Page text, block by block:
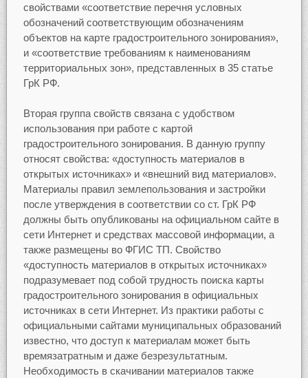
свойствами «соответствие перечня условных
обозначений соответствующим обозначениям
объектов на карте градостроительного зонирования»,
и «соответствие требованиям к наименованиям
территориальных зон», представленных в 35 статье
ГрК РФ.
Вторая группа свойств связана с удобством
использования при работе с картой
градостроительного зонирования. В данную группу
относят свойства: «доступность материалов в
открытых источниках» и «внешний вид материалов».
Материалы правил землепользования и застройки
после утверждения в соответствии со ст. ГрК РФ
должны быть опубликованы на официальном сайте в
сети Интернет и средствах массовой информации, а
также размещены во ФГИС ТП. Свойство
«доступность материалов в открытых источниках»
подразумевает под собой трудность поиска карты
градостроительного зонирования в официальных
источниках в сети Интернет. Из практики работы с
официальными сайтами муниципальных образований
известно, что доступ к материалам может быть
времязатратным и даже безрезультатным.
Необходимость в скачивании материалов также